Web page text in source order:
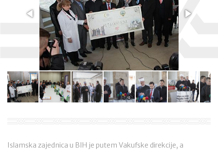
Islamska zajednica u BIH je putem Vakufske direkcije, a